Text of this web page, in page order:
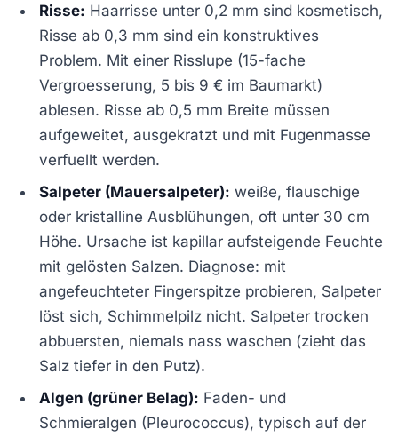
Risse: Haarrisse unter 0,2 mm sind kosmetisch,
Risse ab 0,3 mm sind ein konstruktives
Problem. Mit einer Risslupe (15-fache
Vergroesserung, 5 bis 9 € im Baumarkt)
ablesen. Risse ab 0,5 mm Breite müssen
aufgeweitet, ausgekratzt und mit Fugenmasse
verfuellt werden.
Salpeter (Mauersalpeter): weiße, flauschige
oder kristalline Ausblühungen, oft unter 30 cm
Höhe. Ursache ist kapillar aufsteigende Feuchte
mit gelösten Salzen. Diagnose: mit
angefeuchteter Fingerspitze probieren, Salpeter
löst sich, Schimmelpilz nicht. Salpeter trocken
abbuersten, niemals nass waschen (zieht das
Salz tiefer in den Putz).
Algen (grüner Belag): Faden- und
Schmieralgen (Pleurococcus), typisch auf der